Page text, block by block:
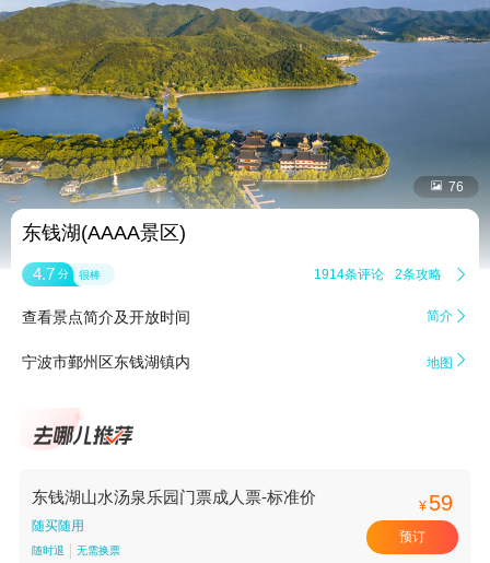
 76
东钱湖(AAAA景区)
4.7 分 很棒 1914条评论 2条攻略 
查看景点简介及开放时间 简介 
宁波市鄞州区东钱湖镇内 地图 
东钱湖山水汤泉乐园门票成人票-标准价
随买随用
随时退 无需换票
¥ 59
预订
